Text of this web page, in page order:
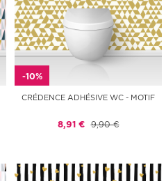
-10%
CRÉDENCE ADHÉSIVE WC - MOTIF
8,91 € 9,90 €